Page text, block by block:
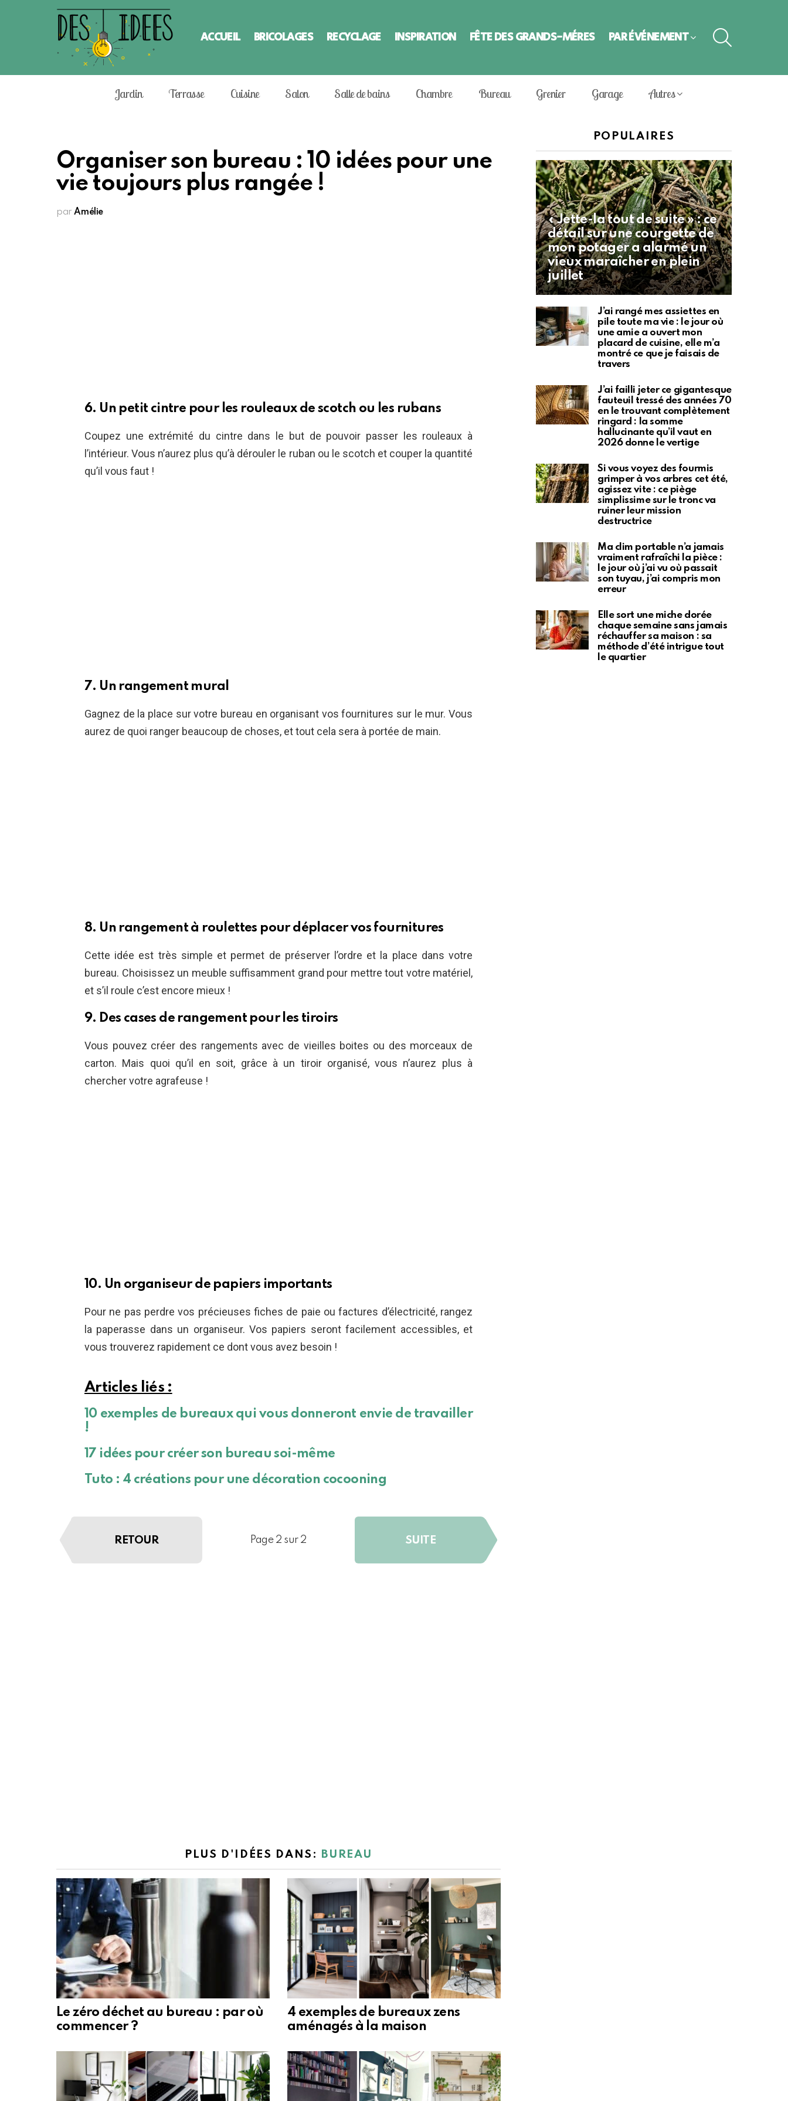
ACCUEIL BRICOLAGES RECYCLAGE INSPIRATION FÊTE DES GRANDS-MÈRES PAR ÉVÈNEMENT
Jardin Terrasse Cuisine Salon Salle de bains Chambre Bureau Grenier Garage Autres
Organiser son bureau : 10 idées pour une
vie toujours plus rangée !
par Amélie
6. Un petit cintre pour les rouleaux de scotch ou les rubans
Coupez une extrémité du cintre dans le but de pouvoir passer les rouleaux à
l’intérieur. Vous n’aurez plus qu’à dérouler le ruban ou le scotch et couper la quantité
qu’il vous faut !
7. Un rangement mural
Gagnez de la place sur votre bureau en organisant vos fournitures sur le mur. Vous
aurez de quoi ranger beaucoup de choses, et tout cela sera à portée de main.
8. Un rangement à roulettes pour déplacer vos fournitures
Cette idée est très simple et permet de préserver l’ordre et la place dans votre
bureau. Choisissez un meuble suffisamment grand pour mettre tout votre matériel,
et s’il roule c’est encore mieux !
9. Des cases de rangement pour les tiroirs
Vous pouvez créer des rangements avec de vieilles boites ou des morceaux de
carton. Mais quoi qu’il en soit, grâce à un tiroir organisé, vous n’aurez plus à
chercher votre agrafeuse !
10. Un organiseur de papiers importants
Pour ne pas perdre vos précieuses fiches de paie ou factures d’électricité, rangez
la paperasse dans un organiseur. Vos papiers seront facilement accessibles, et
vous trouverez rapidement ce dont vous avez besoin !
Articles liés :
10 exemples de bureaux qui vous donneront envie de travailler
!
17 idées pour créer son bureau soi-même
Tuto : 4 créations pour une décoration cocooning
Page 2 sur 2
RETOUR SUITE
PLUS D'IDÉES DANS: BUREAU
Le zéro déchet au bureau : par où
commencer ?
4 exemples de bureaux zens
aménagés à la maison
POPULAIRES
« Jette-la tout de suite » : ce
détail sur une courgette de
mon potager a alarmé un
vieux maraîcher en plein
juillet
J’ai rangé mes assiettes en
pile toute ma vie : le jour où
une amie a ouvert mon
placard de cuisine, elle m’a
montré ce que je faisais de
travers
J’ai failli jeter ce gigantesque
fauteuil tressé des années 70
en le trouvant complètement
ringard : la somme
hallucinante qu’il vaut en
2026 donne le vertige
Si vous voyez des fourmis
grimper à vos arbres cet été,
agissez vite : ce piège
simplissime sur le tronc va
ruiner leur mission
destructrice
Ma clim portable n’a jamais
vraiment rafraîchi la pièce :
le jour où j’ai vu où passait
son tuyau, j’ai compris mon
erreur
Elle sort une miche dorée
chaque semaine sans jamais
réchauffer sa maison : sa
méthode d’été intrigue tout
le quartier